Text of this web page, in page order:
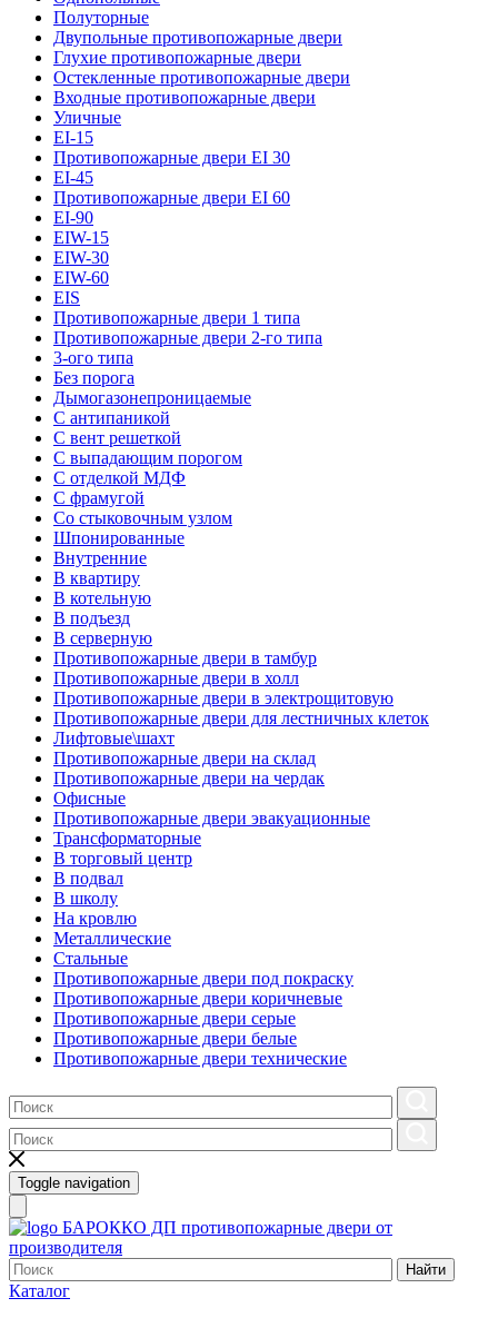
Полуторные
Двупольные противопожарные двери
Глухие противопожарные двери
Остекленные противопожарные двери
Входные противопожарные двери
Уличные
EI-15
Противопожарные двери EI 30
EI-45
Противопожарные двери EI 60
EI-90
EIW-15
EIW-30
EIW-60
EIS
Противопожарные двери 1 типа
Противопожарные двери 2-го типа
3-ого типа
Без порога
Дымогазонепроницаемые
С антипаникой
С вент решеткой
С выпадающим порогом
С отделкой МДФ
С фрамугой
Со стыковочным узлом
Шпонированные
Внутренние
В квартиру
В котельную
В подъезд
В серверную
Противопожарные двери в тамбур
Противопожарные двери в холл
Противопожарные двери в электрощитовую
Противопожарные двери для лестничных клеток
Лифтовые\шахт
Противопожарные двери на склад
Противопожарные двери на чердак
Офисные
Противопожарные двери эвакуационные
Трансформаторные
В торговый центр
В подвал
В школу
На кровлю
Металлические
Стальные
Противопожарные двери под покраску
Противопожарные двери коричневые
Противопожарные двери серые
Противопожарные двери белые
Противопожарные двери технические
Toggle navigation
БАРОККО ДП противопожарные двери от
производителя
Найти
Каталог